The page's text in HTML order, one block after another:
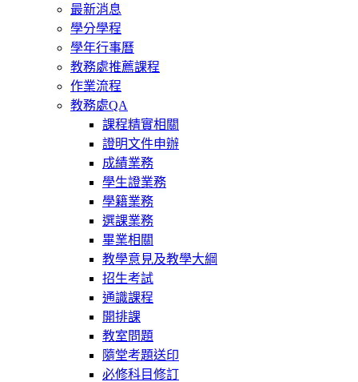
最新消息
學分學程
學年行事曆
教務處推薦課程
作業流程
教務處QA
課程精實相關
證明文件申辦
成績業務
學生證業務
學籍業務
選課業務
畢業相關
教學意見及教學大綱
招生考試
通識課程
開排課
教室問題
隨堂考題送印
必修科目修訂